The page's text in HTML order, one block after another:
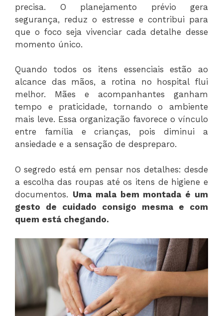
precisa. O planejamento prévio gera
segurança, reduz o estresse e contribui para
que o foco seja vivenciar cada detalhe desse
momento único.
Quando todos os itens essenciais estão ao
alcance das mãos, a rotina no hospital flui
melhor. Mães e acompanhantes ganham
tempo e praticidade, tornando o ambiente
mais leve. Essa organização favorece o vínculo
entre família e crianças, pois diminui a
ansiedade e a sensação de despreparo.
O segredo está em pensar nos detalhes: desde
a escolha das roupas até os itens de higiene e
documentos. Uma mala bem montada é um
gesto de cuidado consigo mesma e com
quem está chegando.